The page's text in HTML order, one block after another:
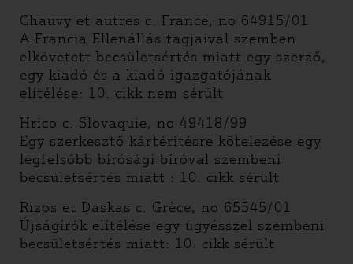
Chauvy et autres c. France, no 64915/01
A Francia Ellenállás tagjaival szemben
elkövetett becsületsértés miatt egy szerző,
egy kiadó és a kiadó igazgatójának
elítélése: 10. cikk nem sérült
Hrico c. Slovaquie, no 49418/99
Egy szerkesztő kártérítésre kötelezése egy
legfelsőbb bírósági bíróval szembeni
becsületsértés miatt : 10. cikk sérült
Rizos et Daskas c. Grèce, no 65545/01
Újságírók elítélése egy ügyésszel szembeni
becsületsértés miatt: 10. cikk sérült